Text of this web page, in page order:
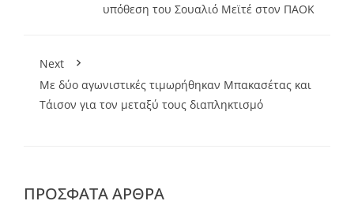
υπόθεση του Σουαλιό Μεϊτέ στον ΠΑΟΚ
Next
Με δύο αγωνιστικές τιμωρήθηκαν Μπακασέτας και
Τάισον για τον μεταξύ τους διαπληκτισμό
ΠΡΌΣΦΑΤΑ ΆΡΘΡΑ